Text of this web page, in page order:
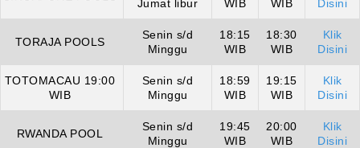
Jumat libur
WIB
WIB
Disini
TORAJA POOLS
Senin s/d
Minggu
18:15
WIB
18:30
WIB
Klik
Disini
TOTOMACAU 19:00
WIB
Senin s/d
Minggu
18:59
WIB
19:15
WIB
Klik
Disini
RWANDA POOL
Senin s/d
Minggu
19:45
WIB
20:00
WIB
Klik
Disini